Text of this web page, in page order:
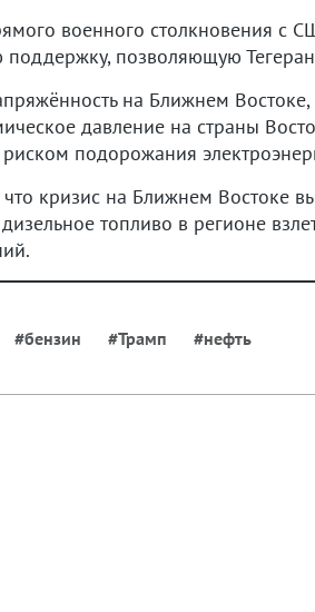
военного столкновения с
позволяющую
на Ближнем
давление на страны
подорожания
кризис на Ближнем Востоке
топливо в регионе
#бензин #Трамп #нефть